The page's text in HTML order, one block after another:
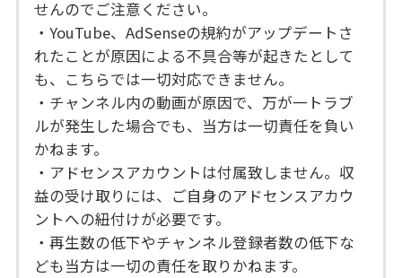
せんのでご注意ください。
・YouTube、AdSenseの規約がアップデートさ
れたことが原因による不具合等が起きたとして
も、こちらでは一切対応できません。
・チャンネル内の動画が原因で、万が一トラブ
ルが発生した場合でも、当方は一切責任を負い
かねます。
・アドセンスアカウントは付属致しません。収
益の受け取りには、ご自身のアドセンスアカウ
ントへの紐付けが必要です。
・再生数の低下やチャンネル登録者数の低下な
ども当方は一切の責任を取りかねます。